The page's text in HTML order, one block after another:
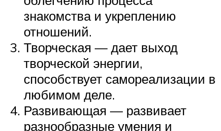
знакомства и укреплению
отношений.
Творческая — дает выход
творческой энергии,
способствует самореализации в
любимом деле.
Развивающая — развивает
разнообразные умения и